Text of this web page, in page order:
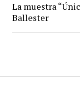
La muestra
Ballester